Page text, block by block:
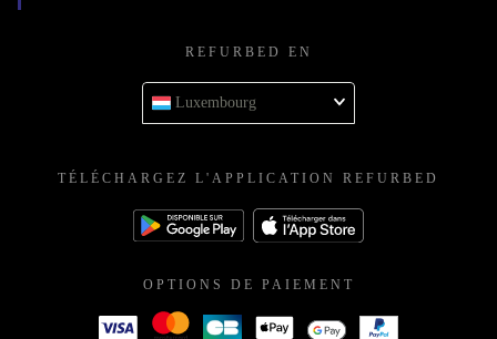
REFURBED EN
Luxembourg
TÉLÉCHARGEZ L'APPLICATION REFURBED
OPTIONS DE PAIEMENT